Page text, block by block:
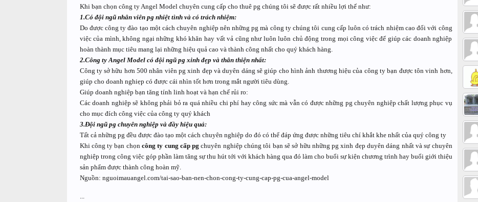
Khi bạn chọn công ty Angel Model chuyên cung cấp cho thuê pg chúng tôi sẽ được rất nhiều lợi thế như:
1.Có đội ngũ nhân viên pg nhiệt tình và có trách nhiệm:
Do được công ty đào tạo một cách chuyên nghiệp nên những pg mà công ty chúng tôi cung cấp luôn có trách nhiệm cao đối với công
việc của mình, không ngại những khó khăn hay vất vả cũng như luôn luôn chủ động trong mọi công việc để giúp các doanh nghiệp
hoàn thành mục tiêu mang lại những hiệu quả cao và thành công nhất cho quý khách hàng.
2.Công ty Angel Model có đội ngũ pg xinh đẹp và thân thiện nhất:
Công ty sở hữu hơn 500 nhân viên pg xinh đẹp và duyên dáng sẽ giúp cho hình ảnh thương hiệu của công ty bạn được tôn vinh hơn,
giúp cho doanh nghiẹp có được cái nhìn tốt hơn trong mắt người tiêu dùng.
Giúp doanh nghiệp bạn tăng tính linh hoạt và hạn chế rủi ro:
Các doanh nghiệp sẽ không phải bỏ ra quá nhiều chi phí hay công sức mà vẫn có được những pg chuyên nghiệp chất lượng phục vụ
cho mục đích công việc của công ty quý khách
3.Đội ngũ pg chuyên nghiệp và đầy hiệu quả:
Tất cả những pg đều được đào tạo một cách chuyên nghiệp do đó có thể đáp ứng được những tiêu chí khắt khe nhất của quý công ty
Khi công ty bạn chọn công ty cung cấp pg chuyên nghiệp chúng tôi bạn sẽ sở hữu những pg xinh đẹp duyên dáng nhất và sự chuyên
nghiệp trong công việc góp phần làm tăng sự thu hút tới với khách hàng qua đó làm cho buổi sự kiện chương trình hay buổi giới thiệu
sản phẩm được thành công hoàn mỹ.
Nguồn: nguoimauangel.com/tai-sao-ban-nen-chon-cong-ty-cung-cap-pg-cua-angel-model
...